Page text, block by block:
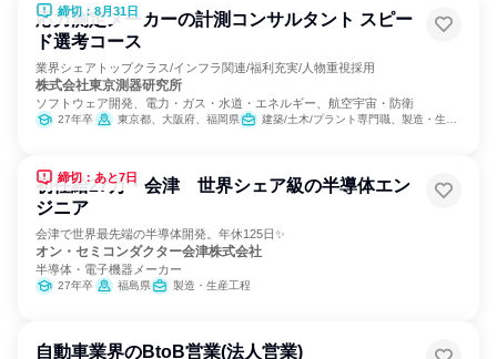
締切：8月31日
応力測定メーカーの計測コンサルタント スピー
ド選考コース
業界シェアトップクラス/インフラ関連/福利充実/人物重視採用
株式会社東京測器研究所
ソフトウェア開発、電力・ガス・水道・エネルギー、航空宇宙・防衛
27年卒 東京都、大阪府、福岡県 建築/土木/プラント専門職、製造・生産工程、経営/事業企画
締切：あと7日
初任給27万・会津 世界シェア級の半導体エン
ジニア
会津で世界最先端の半導体開発。年休125日✨
オン・セミコンダクター会津株式会社
半導体・電子機器メーカー
27年卒 福島県 製造・生産工程
自動車業界のBtoB営業(法人営業)